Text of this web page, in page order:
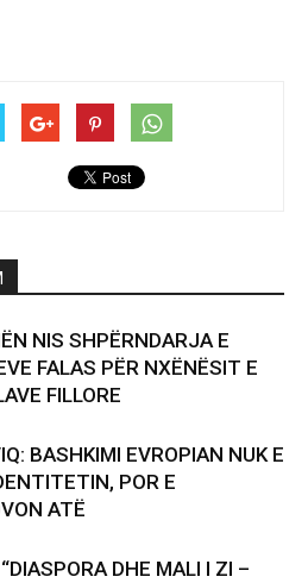
NIS SHPËRNDARJA E
FALAS PËR NXËNËSIT E
FILLORE
BASHKIMI EVROPIAN NUK E
POR E
ATË
DHE MALI I ZI –